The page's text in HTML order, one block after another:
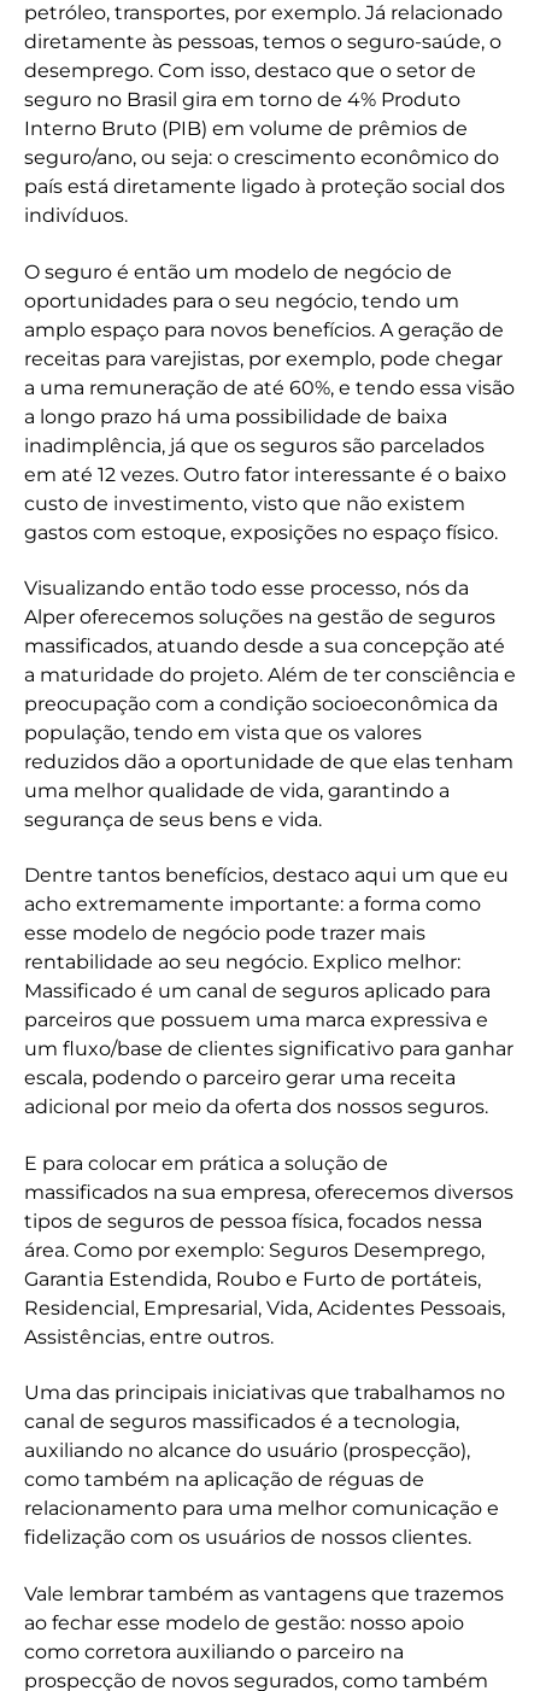
petróleo, transportes, por exemplo. Já relacionado
diretamente às pessoas, temos o seguro-saúde, o
desemprego. Com isso, destaco que o setor de
seguro no Brasil gira em torno de 4% Produto
Interno Bruto (PIB) em volume de prêmios de
seguro/ano, ou seja: o crescimento econômico do
país está diretamente ligado à proteção social dos
indivíduos.
O seguro é então um modelo de negócio de
oportunidades para o seu negócio, tendo um
amplo espaço para novos benefícios. A geração de
receitas para varejistas, por exemplo, pode chegar
a uma remuneração de até 60%, e tendo essa visão
a longo prazo há uma possibilidade de baixa
inadimplência, já que os seguros são parcelados
em até 12 vezes. Outro fator interessante é o baixo
custo de investimento, visto que não existem
gastos com estoque, exposições no espaço físico.
Visualizando então todo esse processo, nós da
Alper oferecemos soluções na gestão de seguros
massificados, atuando desde a sua concepção até
a maturidade do projeto. Além de ter consciência e
preocupação com a condição socioeconômica da
população, tendo em vista que os valores
reduzidos dão a oportunidade de que elas tenham
uma melhor qualidade de vida, garantindo a
segurança de seus bens e vida.
Dentre tantos benefícios, destaco aqui um que eu
acho extremamente importante: a forma como
esse modelo de negócio pode trazer mais
rentabilidade ao seu negócio. Explico melhor:
Massificado é um canal de seguros aplicado para
parceiros que possuem uma marca expressiva e
um fluxo/base de clientes significativo para ganhar
escala, podendo o parceiro gerar uma receita
adicional por meio da oferta dos nossos seguros.
E para colocar em prática a solução de
massificados na sua empresa, oferecemos diversos
tipos de seguros de pessoa física, focados nessa
área. Como por exemplo: Seguros Desemprego,
Garantia Estendida, Roubo e Furto de portáteis,
Residencial, Empresarial, Vida, Acidentes Pessoais,
Assistências, entre outros.
Uma das principais iniciativas que trabalhamos no
canal de seguros massificados é a tecnologia,
auxiliando no alcance do usuário (prospecção),
como também na aplicação de réguas de
relacionamento para uma melhor comunicação e
fidelização com os usuários de nossos clientes.
Vale lembrar também as vantagens que trazemos
ao fechar esse modelo de gestão: nosso apoio
como corretora auxiliando o parceiro na
prospecção de novos segurados, como também